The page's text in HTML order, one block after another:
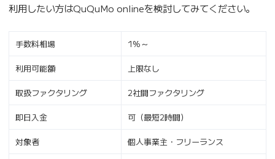
利用したい方はQuQuMo onlineを検討してみてください。
手数料相場 1%～
利用可能額 上限なし
取扱ファクタリング 2社間ファクタリング
即日入金 可（最短2時間）
対象者 個人事業主・フリーランス